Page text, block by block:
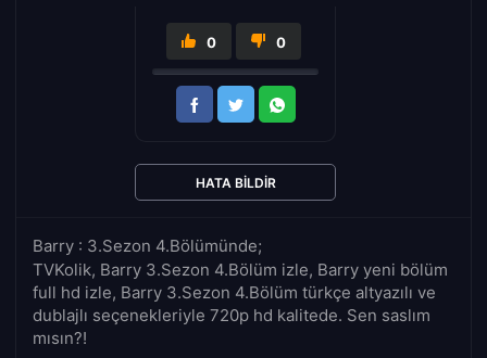
Barry : 3.Sezon 4.Bölümünde;
TVKolik, Barry 3.Sezon 4.Bölüm izle, Barry yeni bölüm
full hd izle, Barry 3.Sezon 4.Bölüm türkçe altyazılı ve
dublajlı seçenekleriyle 720p hd kalitede. Sen saslım
mısın?!
0 0
HATA BILDIR